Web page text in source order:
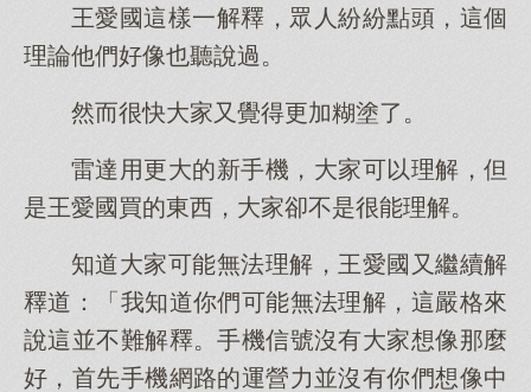
王愛國這樣一解釋，眾人紛紛點頭，這個
理論他們好像也聽說過。
然而很快大家又覺得更加糊塗了。
雷達用更大的新手機，大家可以理解，但
是王愛國買的東西，大家卻不是很能理解。
知道大家可能無法理解，王愛國又繼續解
釋道：「我知道你們可能無法理解，這嚴格來
說這並不難解釋。手機信號沒有大家想像那麼
好，首先手機網路的運營力並沒有你們想像中